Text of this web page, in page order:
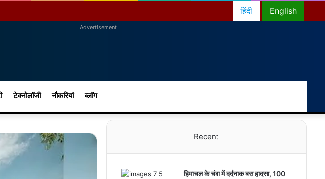
English
हिंदी
Advertisement
टेक्नोलॉजी नौकरियां ब्लॉग
for
skin
Recent
हिमाचल के चंबा में दर्दनाक बस हादसा, 100